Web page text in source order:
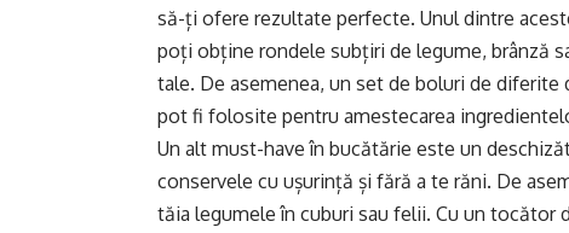
să-ți ofere rezultate perfecte. Unul dintre
poți obține rondele subțiri de legume, brânză
tale. De asemenea, un set de boluri de
pot fi folosite pentru amestecarea
Un alt must-have în bucătărie este un
conservele cu ușurință și fără a te răni. De
tăia legumele în cuburi sau felii. Cu un